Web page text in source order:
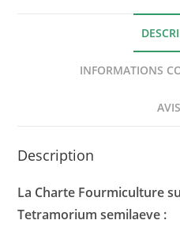
INFORMATIONS
Description
La Charte Fourmiculture
Tetramorium semilaeve :